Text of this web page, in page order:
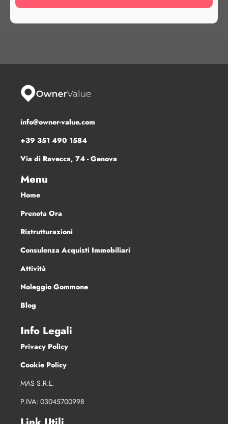
info@owner-value.com
+39 351 490 1584
Via di Ravecca, 74 - Genova
Menu
Home
Prenota Ora
Ristrutturazioni
Consulenza Acquisti Immobiliari
Attività
Noleggio Gommone
Blog
Info Legali
Privacy Policy
Cookie Policy
MAS S.R.L.
P.IVA: 03045700998